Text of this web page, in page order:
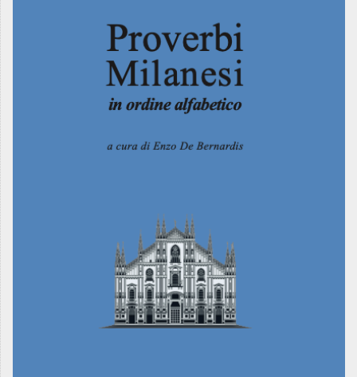
www.viveremilano.info
Fondato e diretto da Enzo De
EDB edizioni - Via Brivio angolo C.
Imbonati, 89 20159 Milano (Italia)